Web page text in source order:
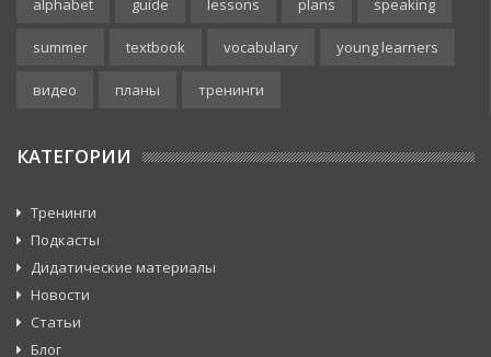
alphabet guide lessons plans speaking
summer textbook vocabulary young learners
видео планы тренинги
КАТЕГОРИИ
Тренинги
Подкасты
Дидатические материалы
Новости
Статьи
Блог